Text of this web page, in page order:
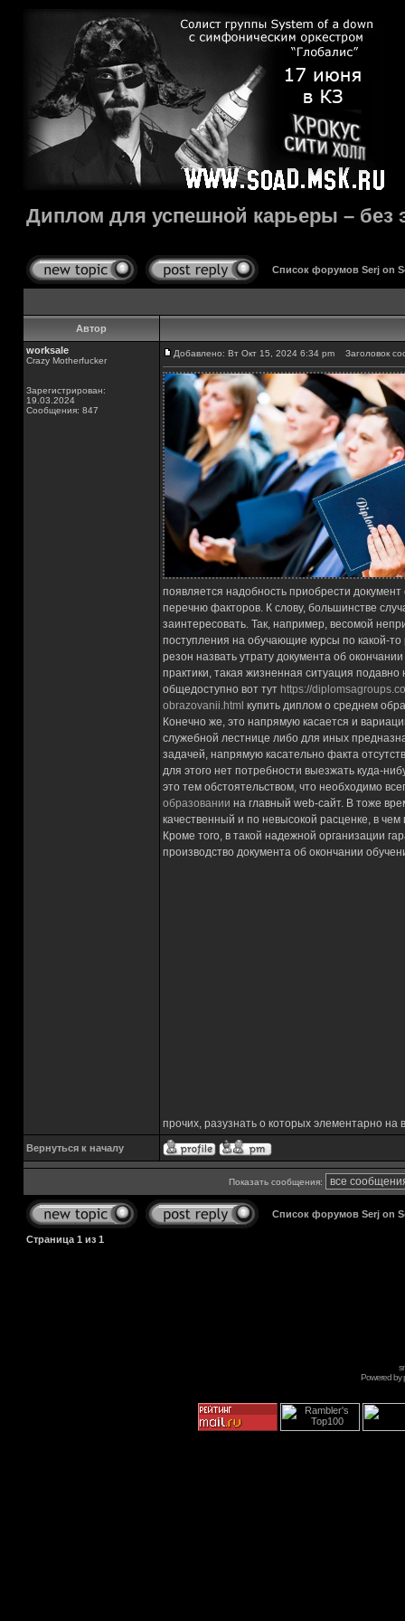
Диплом для успешной карьеры – без
Список форумов Serj on
Автор
worksale
Crazy Motherfucker
Зарегистрирован:
19.03.2024
Сообщения: 847
Добавлено: Вт Окт 15, 2024 6:34 pm Заголовок
появляется надобность приобрести
перечню факторов. К слову, большинстве
заинтересовать. Так, например, весомой
поступления на обучающие курсы по какой-
резон назвать утрату документа об
практики, такая жизненная ситуация подавно
общедоступно вот тут https://
obrazovanii.html купить диплом о среднем
Конечно же, это напрямую касается и
служебной лестнице либо для иных
задачей, напрямую касательно факта
для этого нет потребности выезжать куда-
это тем обстоятельством, что необходимо
образовании на главный web-сайт. В тоже
качественный и по невысокой расценке, в
Кроме того, в такой надежной организации
производство документа об окончании
прочих, разузнать о которых элементарно на
Вернуться к началу
Показать сообщения:
Список форумов Serj on
Страница 1 из 1
Powered by